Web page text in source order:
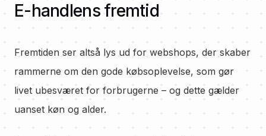
E-handlens fremtid
Fremtiden ser altså lys ud for webshops, der skaber
rammerne om den gode købsoplevelse, som gør
livet ubesværet for forbrugerne – og dette gælder
uanset køn og alder.